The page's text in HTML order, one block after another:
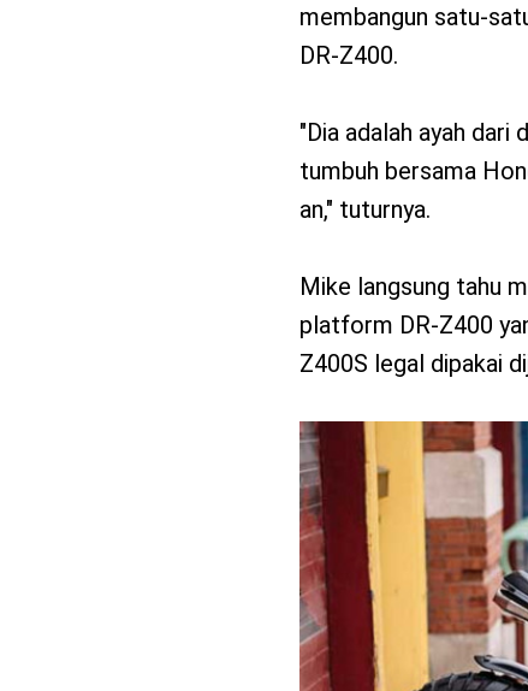
membangun satu-
DR-Z400.
"Dia adalah ayah dari
tumbuh bersama
an," tuturnya.
Mike langsung tahu
platform DR-Z400
Z400S legal dipakai